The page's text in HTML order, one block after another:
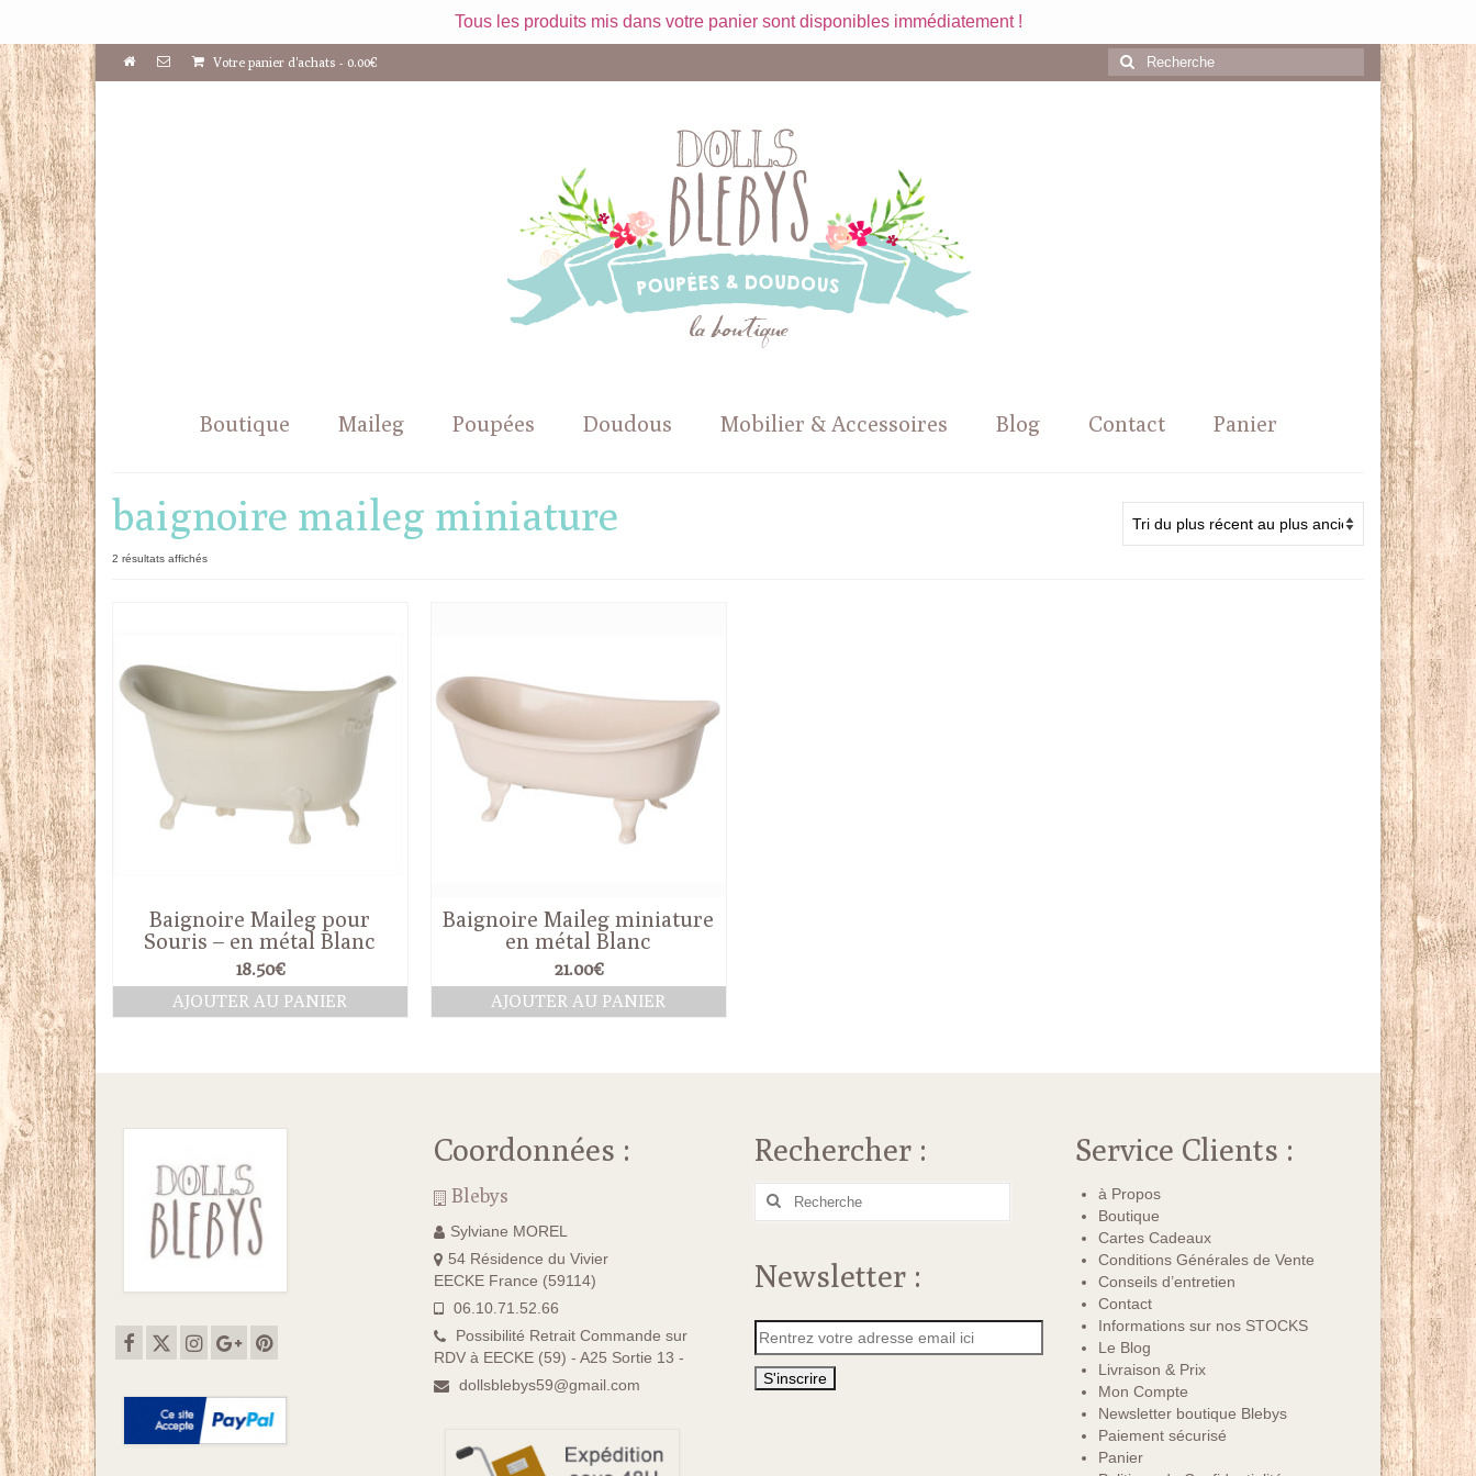
Tous les produits mis dans votre panier sont disponibles immédiatement !
Votre panier d'achats - 0.00€
Rechercher
:
Boutique Maileg Poupées Doudous Mobilier & Accessoires Blog Contact Panier
baignoire maileg miniature
2 résultats affichésTrié
ancien
Baignoire Maileg pour
Souris – en métal Blanc
18.50€
AJOUTER AU PANIER
Baignoire Maileg miniature
en métal Blanc
21.00€
AJOUTER AU PANIER
Coordonnées :
Blebys
Sylviane MOREL
54 Résidence du Vivier
EECKE France (59114)
06.10.71.52.66
Possibilité Retrait Commande sur
RDV à EECKE (59) - A25 Sortie 13 -
dollsblebys59@gmail.com
Rechercher :
Rechercher
Newsletter :
Service Clients :
à Propos
Boutique
Cartes Cadeaux
Conditions Générales de Vente
Conseils d’entretien
Contact
Informations sur nos STOCKS
Le Blog
Livraison & Prix
Mon Compte
Newsletter boutique Blebys
Paiement sécurisé
Panier